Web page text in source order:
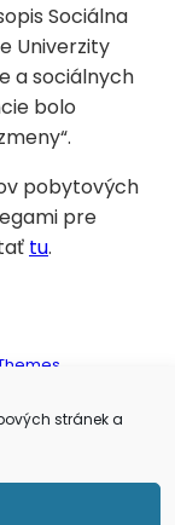
stránek a
Sociálna
Univerzity
a sociálnych
bolo
pobytových
pre
tu.